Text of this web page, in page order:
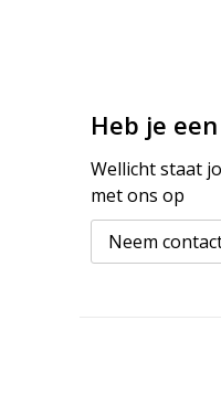
Heb je
Wellicht staat
met ons op
Neem